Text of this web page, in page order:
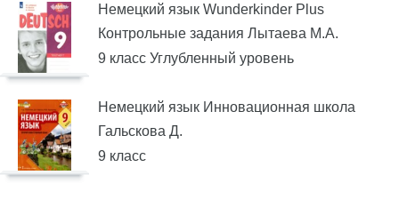
Немецкий язык Wunderkinder Plus
Контрольные задания Лытаева М.А.
9 класс Углубленный уровень
Немецкий язык Инновационная школа
Гальскова Д.
9 класс